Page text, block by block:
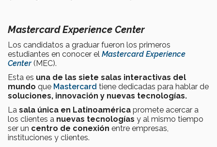
Mastercard Experience Center
Los candidatos a graduar fueron los primeros
estudiantes en conocer el Mastercard Experience
Center (MEC).
Esta es una de las siete salas interactivas del
mundo que Mastercard tiene dedicadas para hablar de
soluciones, innovación y nuevas tecnologías.
La sala única en Latinoamérica promete acercar a
los clientes a nuevas tecnologías y al mismo tiempo
ser un centro de conexión entre empresas,
instituciones y clientes.